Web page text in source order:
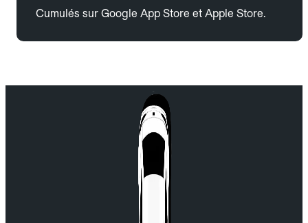
Cumulés sur Google App Store et Apple Store.